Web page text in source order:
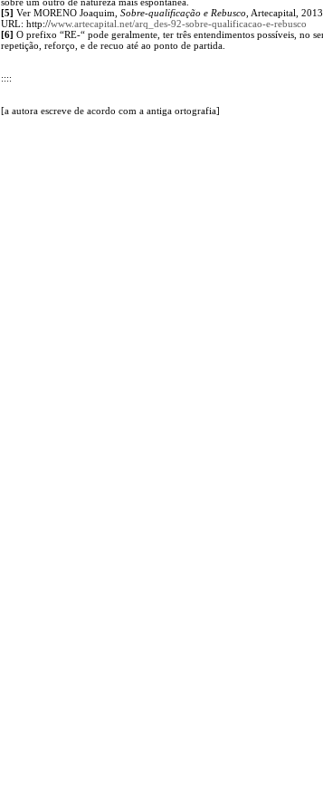
[5] Ver MORENO Joaquim, Sobre-qualificação e Rebusco , Artecapital,
URL: http://www.artecapital.net/arq_des-92-sobre-qualificacao-e-rebusco
[6] O prefixo “RE-“ pode geralmente, ter três entendimentos possíveis, no
repetição, reforço, e de recuo até ao ponto de partida.
::::
[a autora escreve de acordo com a antiga ortografia]